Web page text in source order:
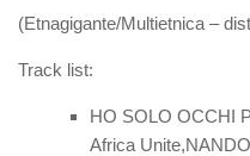
(Etnagigante/Multietnica –
Track list:
HO SOLO OCCHI
Africa